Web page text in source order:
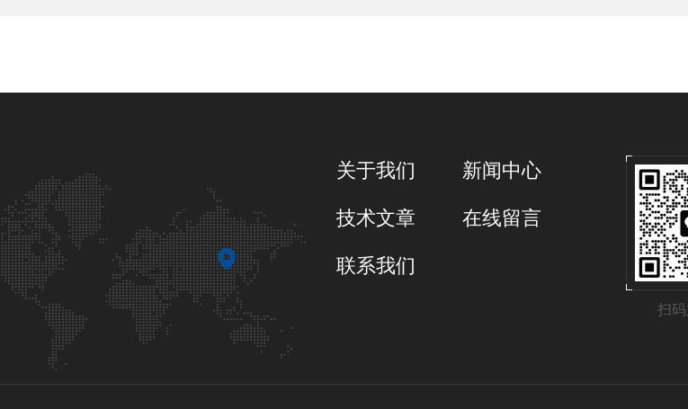
扫
关于我们 新闻中心
技术文章 在线留言
联系我们